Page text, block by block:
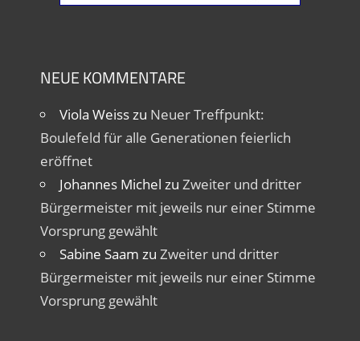
NEUE KOMMENTARE
Viola Weisszu Neuer Treffpunkt:
Boulefeld für alle Generationen feierlich
eröffnet
Johannes Michel zu Zweiter und dritter
Bürgermeister mit jeweils nur einer Stimme
Vorsprung gewählt
Sabine Saam zu Zweiter und dritter
Bürgermeister mit jeweils nur einer Stimme
Vorsprung gewählt